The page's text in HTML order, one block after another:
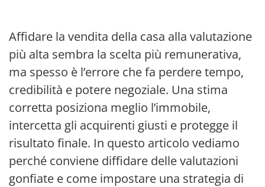
Affidare la vendita della casa alla valutazione
più alta sembra la scelta più remunerativa,
ma spesso è l’errore che fa perdere tempo,
credibilità e potere negoziale. Una stima
corretta posiziona meglio l’immobile,
intercetta gli acquirenti giusti e protegge il
risultato finale. In questo articolo vediamo
perché conviene diffidare delle valutazioni
gonfiate e come impostare una strategia di